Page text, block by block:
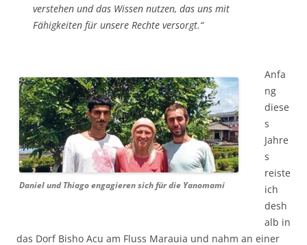
verstehen und das Wissen nutzen, das uns mit
Fähigkeiten für unsere Rechte versorgt.“
Daniel und Thiago engagieren sich für die Yanomami
Anfa
ng
diese
s
Jahre
s
reiste
ich
desh
alb in
das Dorf Bisho Acu am Fluss Marauia und nahm an einer